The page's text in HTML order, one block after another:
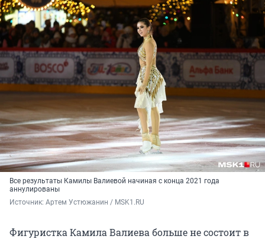
Все результаты Камилы Валиевой начиная с конца 2021 года
аннулированы
Источник: Артем Устюжанин / MSK1.RU
Фигуристка Камила Валиева больше не состоит в